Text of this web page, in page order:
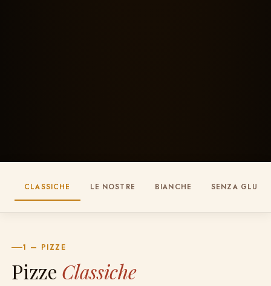
CLASSICHE LE NOSTRE BIANCHE SENZA
1 — PIZZE
Pizze Classiche